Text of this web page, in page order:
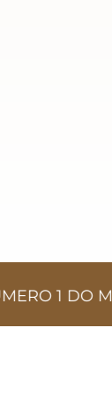
EM